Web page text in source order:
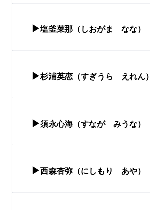
▶塩釜菜那（しおがま なな）
▶杉浦英恋（すぎうら えれん）
▶須永心海（すなが みうな）
▶西森杏弥（にしもり あや）